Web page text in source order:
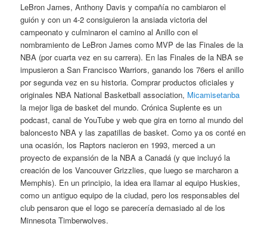
LeBron James, Anthony Davis y compañía no cambiaron el
guión y con un 4-2 consiguieron la ansiada victoria del
campeonato y culminaron el camino al Anillo con el
nombramiento de LeBron James como MVP de las Finales de la
NBA (por cuarta vez en su carrera). En las Finales de la NBA se
impusieron a San Francisco Warriors, ganando los 76ers el anillo
por segunda vez en su historia. Comprar productos oficiales y
originales NBA National Basketball association, Micamisetanba
la mejor liga de basket del mundo. Crónica Suplente es un
podcast, canal de YouTube y web que gira en torno al mundo del
baloncesto NBA y las zapatillas de basket. Como ya os conté en
una ocasión, los Raptors nacieron en 1993, merced a un
proyecto de expansión de la NBA a Canadá (y que incluyó la
creación de los Vancouver Grizzlies, que luego se marcharon a
Memphis). En un principio, la idea era llamar al equipo Huskies,
como un antiguo equipo de la ciudad, pero los responsables del
club pensaron que el logo se parecería demasiado al de los
Minnesota Timberwolves.